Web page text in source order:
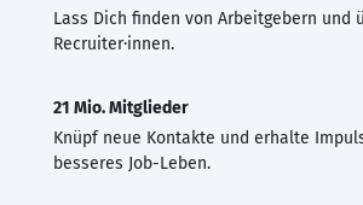
Lass Dich finden von Arbeitgebern und
Recruiter·innen.
21 Mio. Mitglieder
Knüpf neue Kontakte und erhalte
besseres Job-Leben.